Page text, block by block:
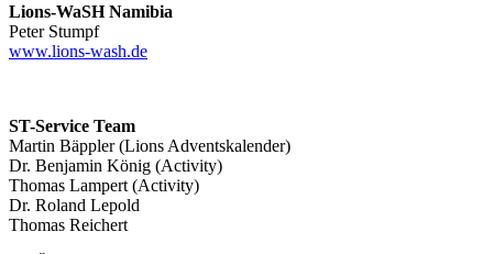
Lions-WaSH Namibia
Peter Stumpf
www.lions-wash.de
ST-Service Team
Martin Bäppler (Lions Adventskalender)
Dr. Benjamin König (Activity)
Thomas Lampert (Activity)
Dr. Roland Lepold
Thomas Reichert